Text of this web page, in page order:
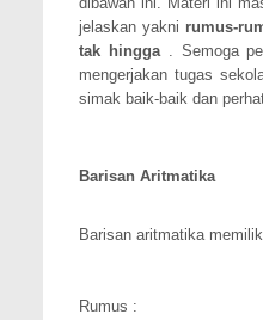
jelaskan yakni rumus-
tak hingga. Semoga
mengerjakan tugas
simak baik-baik dan
Barisan Aritmatika
Barisan aritmatika
Rumus :